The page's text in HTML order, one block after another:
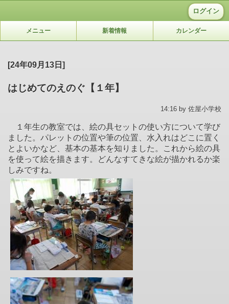
ログイン
メニュー 新着情報 カレンダー
[24年09月13日]
はじめてのえのぐ【１年】
14:16 by 佐屋小学校
１年生の教室では、絵の具セットの使い方について学び
ました。パレットの位置や筆の位置、水入れはどこに置く
とよいかなど、基本の基本を知りました。これから絵の具
を使って絵を描きます。どんなすてきな絵が描かれるか楽
しみですね。